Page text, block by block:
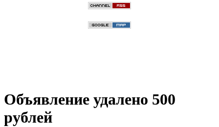
Объявление удалено 500
рублей